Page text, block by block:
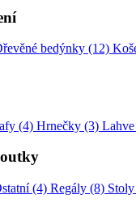
bedýnky (12)
(4) Hrnečky (3)
(4) Regály (8)